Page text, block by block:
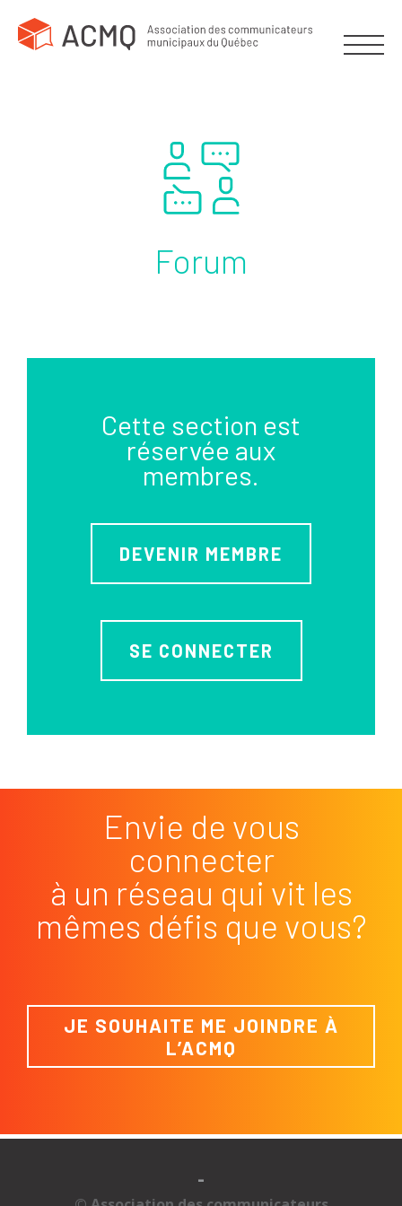
Forum
Cette section est
réservée aux
membres.
DEVENIR MEMBRE
SE CONNECTER
Envie de vous
connecter
à un réseau qui vit les
mêmes défis que vous?
JE SOUHAITE ME JOINDRE À
L’ACMQ
-